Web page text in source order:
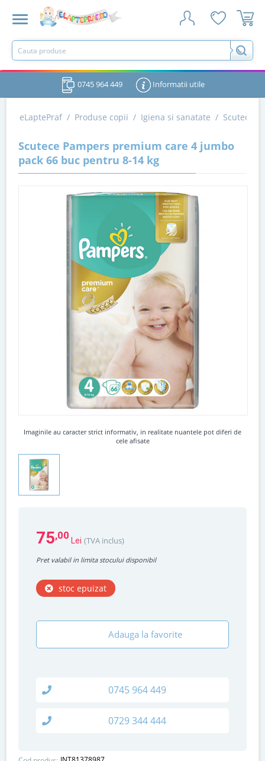
0745 964 449 Informatii utile
eLaptePraf / Produse copii / Igiena si sanatate / Scutece
Scutece Pampers premium care 4 jumbo
pack 66 buc pentru 8-14 kg
Imaginile au caracter strict informativ, in realitate nuantele pot diferi de
cele afisate
75,00 Lei (TVA inclus)
Pret valabil in limita stocului disponibil
stoc epuizat
Adauga la favorite
0745 964 449
0729 344 444